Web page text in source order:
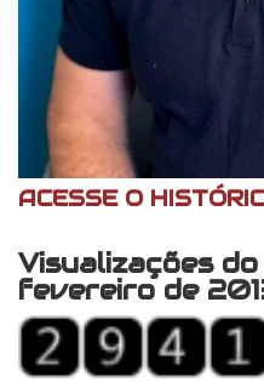
ACESSE O
Visualizações
fevereiro de